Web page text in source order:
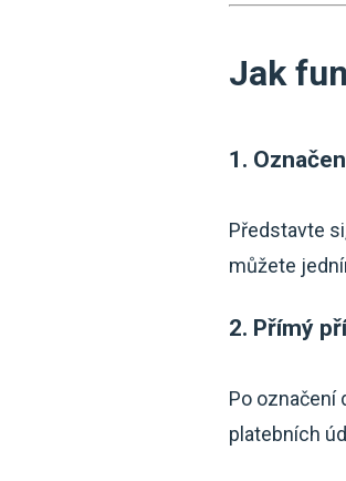
Jak
1.
Představte
můžete
2. Přímý
Po označení
platebních